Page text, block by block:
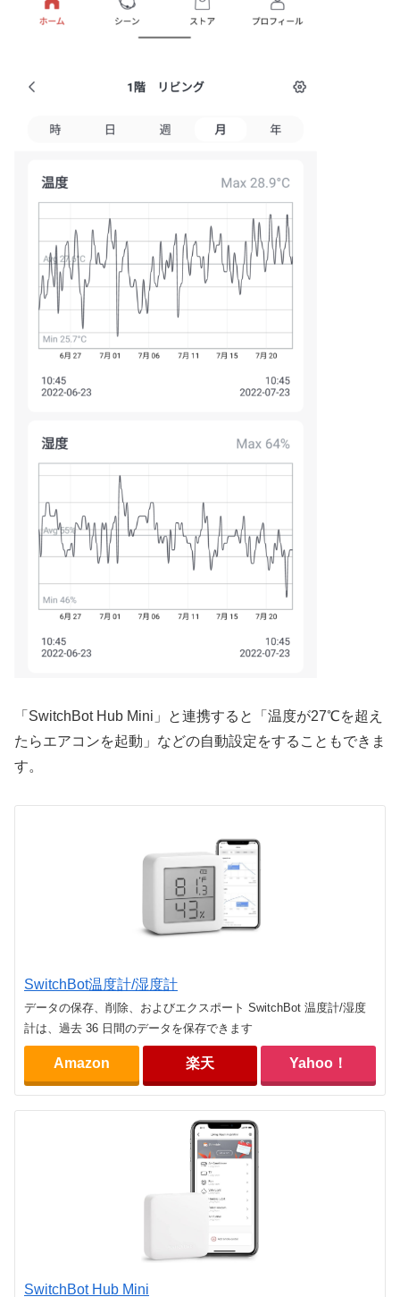
「SwitchBot Hub Mini」と連携すると「温度が27℃を超え
たらエアコンを起動」などの自動設定をすることもできま
す。
SwitchBot温度計/湿度計
データの保存、削除、およびエクスポート SwitchBot 温度計/湿度
計は、過去 36 日間のデータを保存できます
Amazon 楽天 Yahoo！
SwitchBot Hub Mini